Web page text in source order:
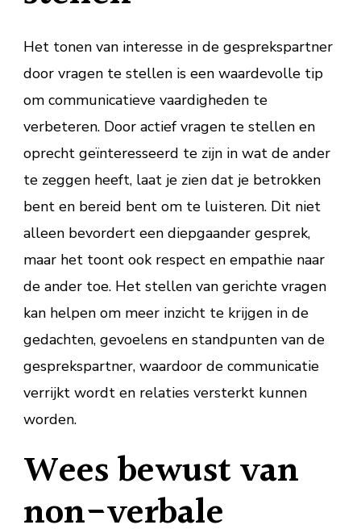
Het tonen van interesse in de gesprekspartner
door vragen te stellen is een waardevolle tip
om communicatieve vaardigheden te
verbeteren. Door actief vragen te stellen en
oprecht geïnteresseerd te zijn in wat de ander
te zeggen heeft, laat je zien dat je betrokken
bent en bereid bent om te luisteren. Dit niet
alleen bevordert een diepgaander gesprek,
maar het toont ook respect en empathie naar
de ander toe. Het stellen van gerichte vragen
kan helpen om meer inzicht te krijgen in de
gedachten, gevoelens en standpunten van de
gesprekspartner, waardoor de communicatie
verrijkt wordt en relaties versterkt kunnen
worden.
Wees bewust van
non-verbale